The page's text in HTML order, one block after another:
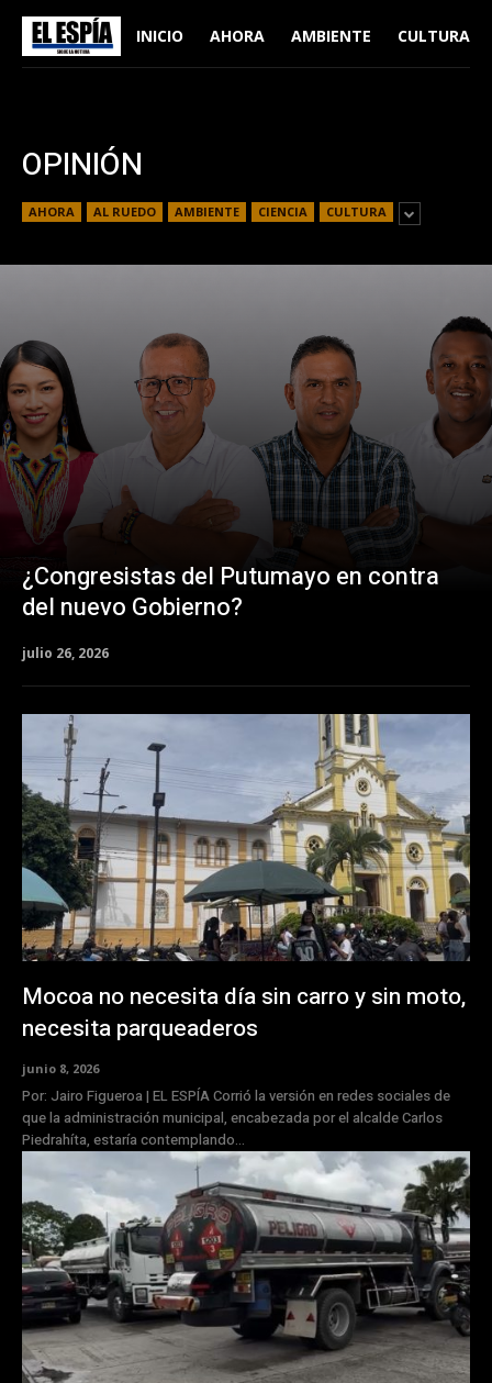
INICIO AHORA AMBIENTE CULTURA
OPINIÓN
AHORA AL RUEDO AMBIENTE CIENCIA CULTURA
¿Congresistas del Putumayo en contra
del nuevo Gobierno?
julio 26, 2026
Mocoa no necesita día sin carro y sin moto,
necesita parqueaderos
junio 8, 2026
Por: Jairo Figueroa | EL ESPÍA Corrió la versión en redes sociales de
que la administración municipal, encabezada por el alcalde Carlos
Piedrahíta, estaría contemplando...